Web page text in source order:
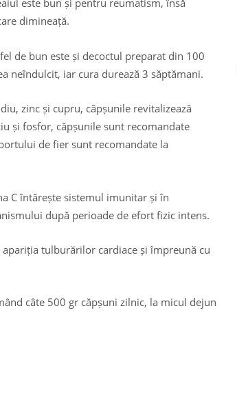
este bun și pentru reumatism, însă
dimineață.
de bun este și decoctul preparat din 100
neîndulcit, iar cura durează 3 săptămani.
zinc și cupru, căpșunile revitalizează
și fosfor, căpșunile sunt recomandate
de fier sunt recomandate la
C întărește sistemul imunitar și în
după perioade de efort fizic intens.
tulburărilor cardiace și împreună cu
câte 500 gr căpșuni zilnic, la micul dejun